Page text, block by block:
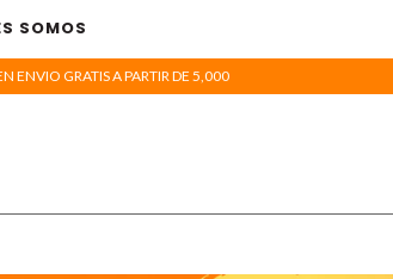
SOMOS
ENVIO GRATIS A PARTIR DE 5,000